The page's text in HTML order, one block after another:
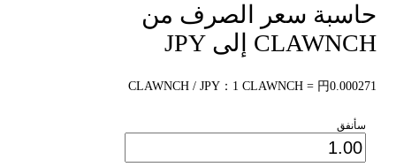
حاسبة سعر الصرف من
CLAWNCH إلى JPY
CLAWNCH / JPY：1 CLAWNCH = 円0.000271
سأنفق